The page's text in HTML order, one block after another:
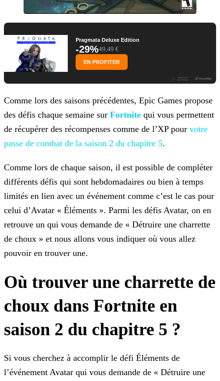
Pragmata Deluxe Edition
-29%49,49 €
EN PROFITER
Comme lors des saisons précédentes, Epic Games propose
des défis chaque semaine sur Fortnite qui vous permettent
de récupérer des récompenses comme de l’XP pour votre
passe de combat de la saison 2 du chapitre 5.
Comme lors de chaque saison, il est possible de compléter
différents défis qui sont hebdomadaires ou bien à temps
limités en lien avec un événement comme c’est le cas pour
celui d’Avatar « Éléments ». Parmi les défis Avatar, on en
retrouve un qui vous demande de « Détruire une charrette
de choux » et nous allons vous indiquer où vous allez
pouvoir en trouver une.
Où trouver une charrette de
choux dans Fortnite en
saison 2 du chapitre 5 ?
Si vous cherchez à accomplir le défi Éléments de
l’événement Avatar qui vous demande de « Détruire une